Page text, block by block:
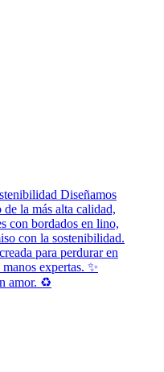
Diseñamos
la más alta calidad,
con bordados en lino,
con la sostenibilidad.
para perdurar en
expertas. ✨
amor. ♻️